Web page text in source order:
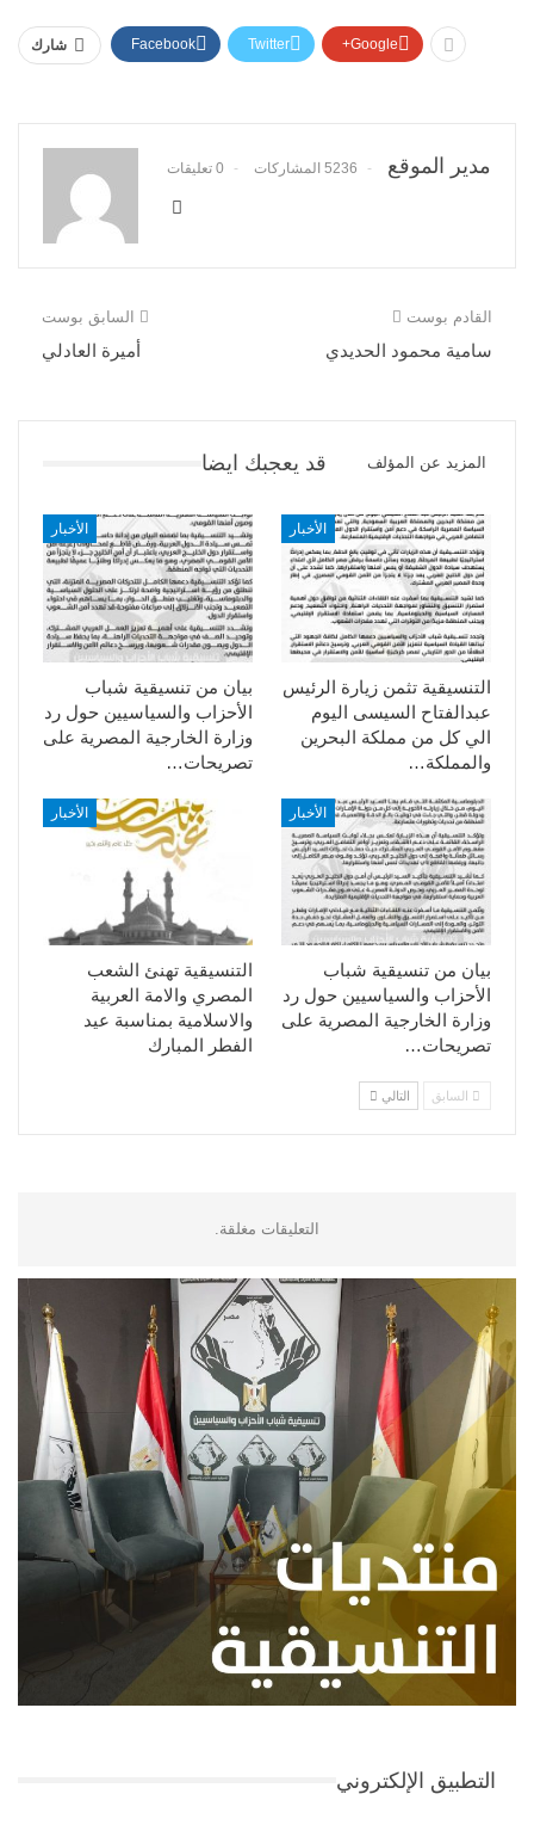
شارك Facebook Twitter Google+
مدير الموقع 5236 المشاركات 0 تعليقات
السابق بوست
أميرة العادلي
القادم بوست
سامية محمود الحديدي
قد يعجبك ايضا المزيد عن المؤلف
الأخبار
بيان من تنسيقية شباب
الأحزاب والسياسيين حول رد
وزارة الخارجية المصرية على
تصريحات…
الأخبار
التنسيقية تثمن زيارة الرئيس
عبدالفتاح السيسى اليوم
الي كل من مملكة البحرين
والمملكة…
الأخبار
التنسيقية تهنئ الشعب
المصري والامة العربية
والاسلامية بمناسبة عيد
الفطر المبارك
الأخبار
بيان من تنسيقية شباب
الأحزاب والسياسيين حول رد
وزارة الخارجية المصرية على
تصريحات…
السابق التالي
التعليقات مغلقة.
التطبيق الإلكتروني